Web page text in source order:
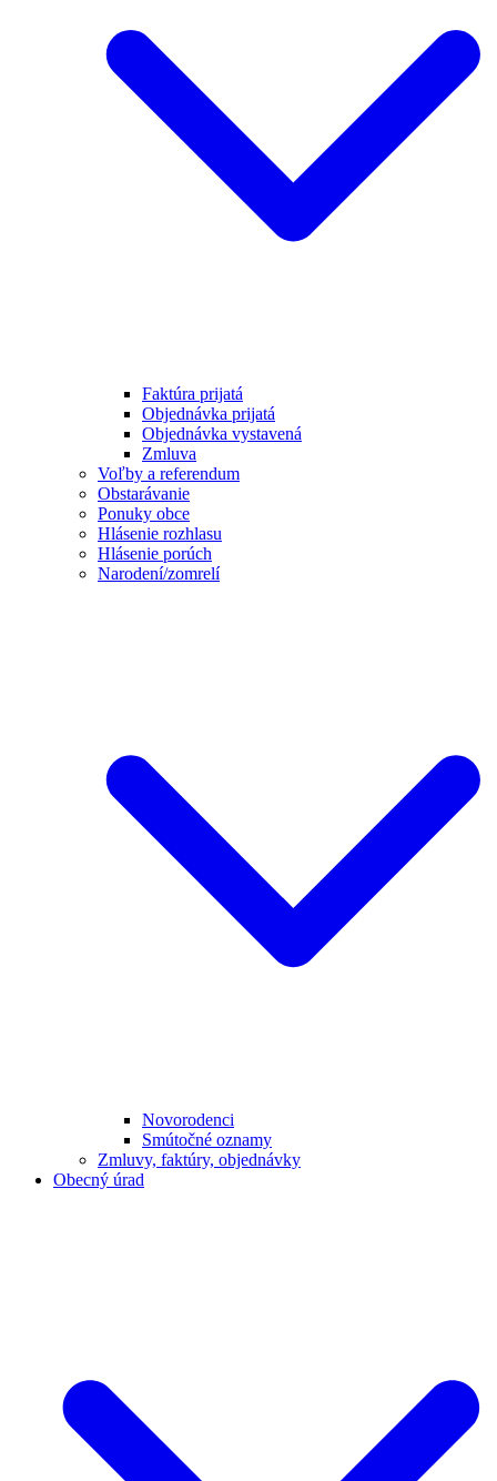
Faktúra prijatá
Objednávka prijatá
Objednávka vystavená
Zmluva
Voľby a referendum
Obstarávanie
Ponuky obce
Hlásenie rozhlasu
Hlásenie porúch
Narodení/zomrelí
Novorodenci
Smútočné oznamy
Zmluvy, faktúry, objednávky
Obecný úrad